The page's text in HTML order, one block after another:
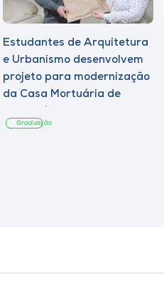
Estudantes de Arquitetura
e Urbanismo desenvolvem
projeto para modernização
da Casa Mortuária de
Graduação